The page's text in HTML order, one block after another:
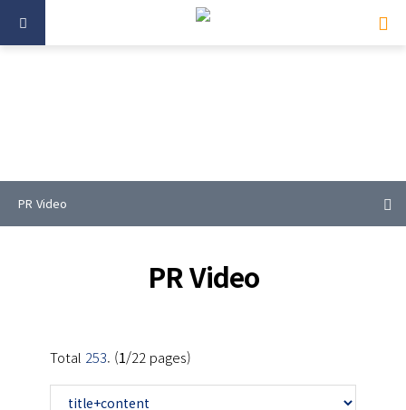
PR Video
PR Video
Total 253. (1/22 pages)